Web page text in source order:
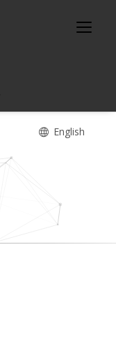
English